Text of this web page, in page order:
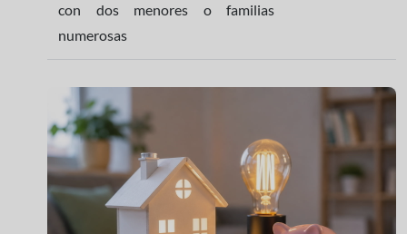
con dos menores o familias
numerosas